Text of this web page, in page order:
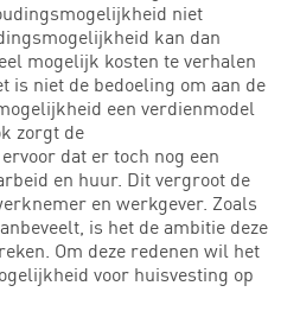
niet
kan dan
mogelijk kosten te verhalen
is niet de bedoeling om aan de
een verdienmodel
zorgt de
dat er toch nog een
en huur. Dit vergroot de
en werkgever. Zoals
is het de ambitie deze
Om deze redenen wil het
voor huisvesting op